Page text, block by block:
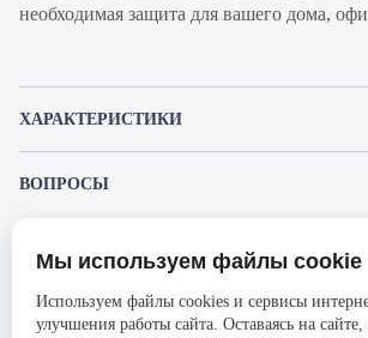
необходимая защита для вашего дома,
ХАРАКТЕРИСТИКИ
Производитель
Серия
ВОПРОСЫ
Пожалуйста, авторизуйтесь, чтобы
Представленные изображения и характеристики могут
без предварительного уведомления. Компания
ответственности в случае не соответствия текущей
Мы используем файлы cookie
Используем файлы cookies и сервисы
улучшения работы сайта. Оставаясь на сайте,